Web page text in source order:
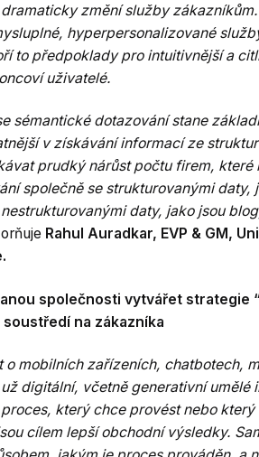
změní služby
hyperpersonalizované
to předpoklady pro intuitivnější a
uživatelé.
sémantické dotazování stane
v získávání informací ze
prudký nárůst počtu firem,
společně se strukturovanými
daty, jako jsou
Rahul Auradkar, EVP & GM,
společnosti vytvářet strategie
na zákazníka
o mobilních zařízeních, chatbotech,
digitální, včetně generativní umělé
který chce provést nebo
cílem lepší obchodní výsledky.